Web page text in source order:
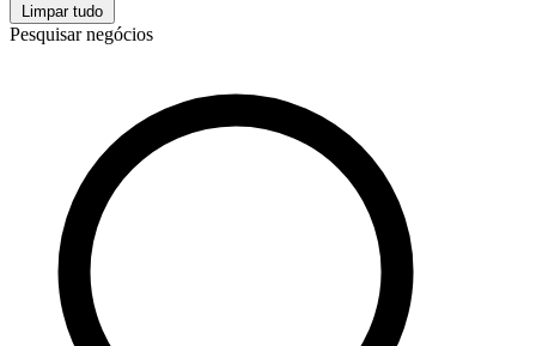
Limpar tudo
Pesquisar negócios